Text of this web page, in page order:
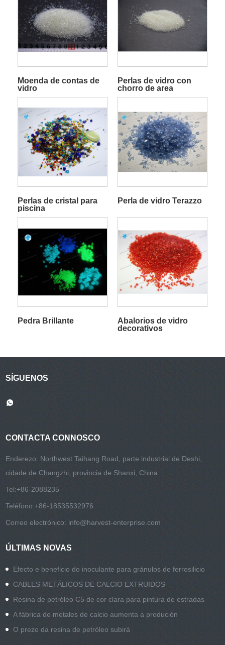
Moenda de contas de
vidro
Perlas de vidro con
chorro de area
Perlas de cristal para
piscina
Perla de vidro Terazzo
Pedra Brillante
Abalorios de vidro
decorativos
SÍGUENOS
CONTACTA CONNOSCO
Enderezo: Northwest Taihang Road, parte industrial de Deshi,
cidade de Changzhi, provincia de Shanxi, China
Tel:+86-2088235
Teléfono:+86-18535532976
Correo electrónico: info@harvest-enterprise.com
ÚLTIMAS NOVAS
Efecto e beneficio do inoculante para gránulos de ferrosilicio
CABLES METÁLICOS DE CALCIO EXTRUIDOS
Resina de petróleo C5 de cor clara para pintura de estradas
A fábrica de metales de calcio aumenta a produción
O prezo da resina de petróleo subirá